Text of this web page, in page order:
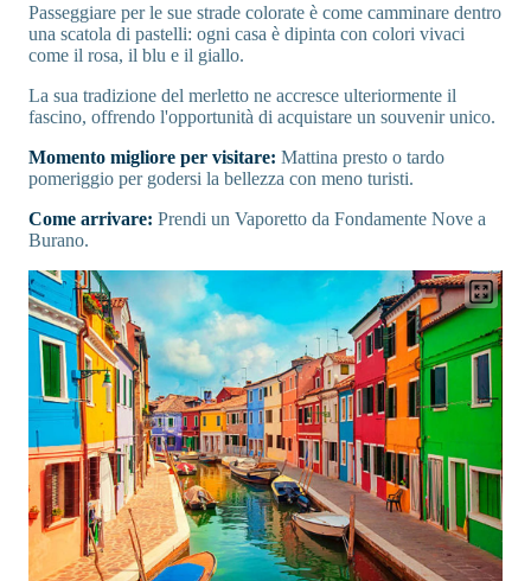
Passeggiare per le sue strade colorate è come camminare dentro
una scatola di pastelli: ogni casa è dipinta con colori vivaci
come il rosa, il blu e il giallo.
La sua tradizione del merletto ne accresce ulteriormente il
fascino, offrendo l'opportunità di acquistare un souvenir unico.
Momento migliore per visitare: Mattina presto o tardo
pomeriggio per godersi la bellezza con meno turisti.
Come arrivare: Prendi un Vaporetto da Fondamente Nove a
Burano.